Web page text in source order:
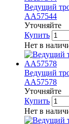
Ведущий
AA57544
Уточняйте
Купить
Нет в
Ведущий
AA57578
Уточняйте
Купить
Нет в